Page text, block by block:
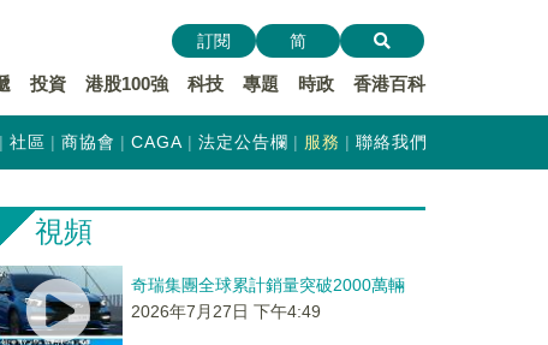
投資 港股100強 科技 專題 時政 香港百科
訂閱 简
社區 商協會 CAGA 法定公告欄 服務 聯絡我們
視頻
奇瑞集團全球累計銷量突破2000萬輛
2026年7月27日 下午4:49